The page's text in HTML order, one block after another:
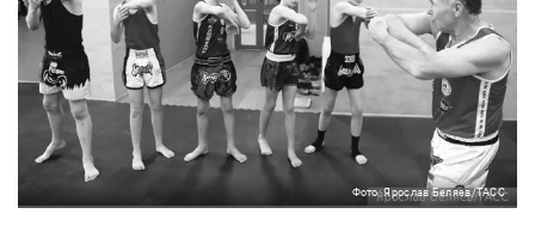
Фото: Ярослав Беляев/ТАСС